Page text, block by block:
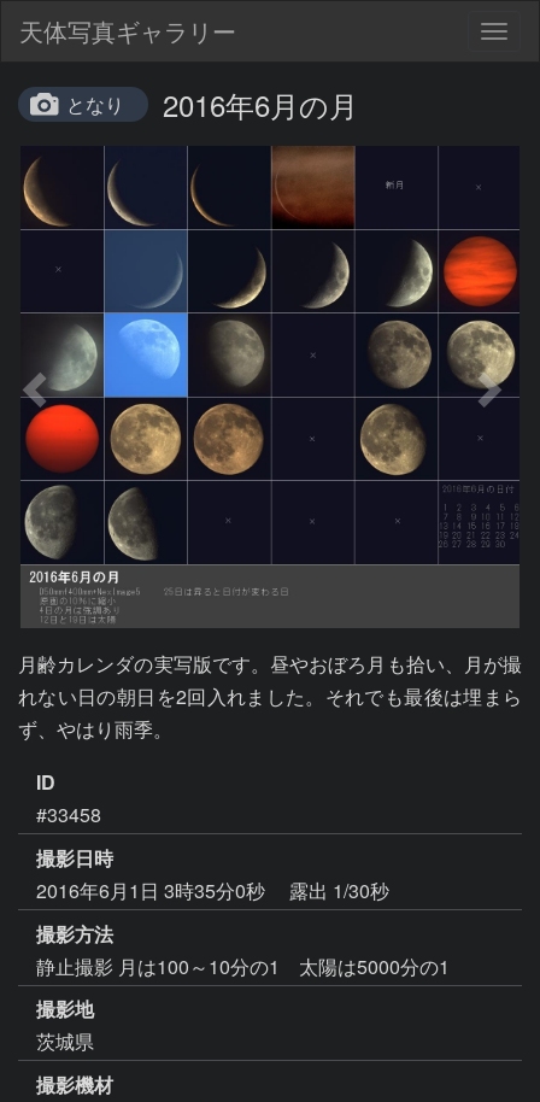
天体写真ギャラリー
となり 2016年6月の月
月齢カレンダの実写版です。昼やおぼろ月も拾い、月が撮
れない日の朝日を2回入れました。それでも最後は埋まら
ず、やはり雨季。
ID
#33458
撮影日時
2016年6月1日 3時35分0秒
露出 1/30秒
撮影方法
静止撮影 月は100～10分の1 太陽は5000分の1
撮影地
茨城県
撮影機材